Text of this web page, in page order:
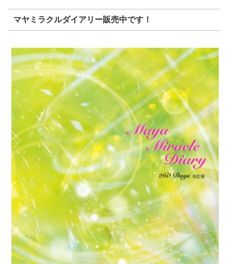
マヤミラクルダイアリー販売中です！